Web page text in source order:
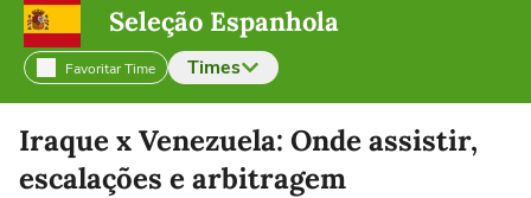
Seleção Espanhola
Favoritar Time Times
Selecione o time para ver as notícias
Iraque x Venezuela: Onde assistir,
escalações e arbitragem